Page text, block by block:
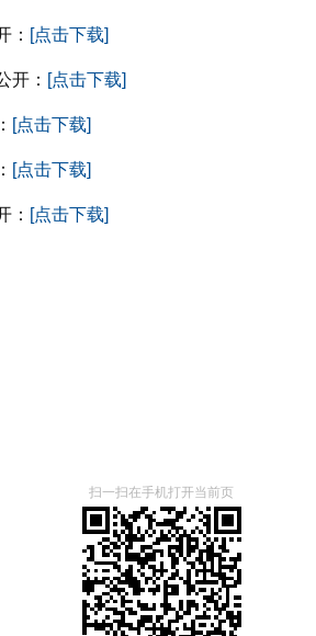
： [点击下载]
开： [点击下载]
[点击下载]
[点击下载]
： [点击下载]
扫一扫在手机打开当前页